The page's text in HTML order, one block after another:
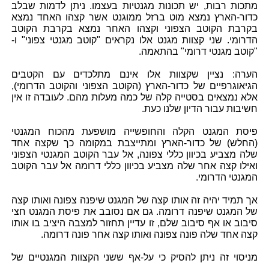
מתכות רבות, יש תכונות מגנטיות בעצמו. ניתן לדמות שבלב
כדור-הארץ נמצא מוט ברזל ממוגנט אשר קצהו האחד נמצא
בקרבת הקוטב הצפוני וקצהו האחר נמצא בקרבת הקוטב
הדרומי. שני קצוות מגנט אלו נקראים "קוטב מגנטי צפוני" ו-
"קוטב מגנטי דרומי" בהתאמה.
הערה: נציין שקצוות אלו אינם מתלכדים עם הקטבים
הגיאוגרפיים של כדור-הארץ (הקוטב הצפוני והקוטב הדרומי),
אלא נמצאים בסטייה קלה של כמה מעלות מהם. לעובדה זו אין
חשיבות עבור הדיון שלנו כעת.
פיסת המגנט הקלה והחופשייה מושפעת מהכוח המגנטי
(החלש) של כדור-הארץ ומתייצבת במקומה כך שקצה אחד
שלה מצביע בכיוון כללי צפונה, אל עבר הקוטב המגנטי הצפוני
ואילו קצה אחר שלה מצביע בכיוון כללי דרומה אל עבר הקוטב
המגנטי הדרומי.
אך תמיד יהיה זה אותו קצה של המגנט שיפנה צפונה ואותו קצה
של המגנט שיפנה דרומה. גם אם נסובב את פיסת המגנט חצי
סיבוב או אף סיבוב שלם, זו עדיין תחזור למצבה היציב בו אותו
קצה אחד שלה פונה צפונה ואותו קצה אחר פונה דרומה.
מניסוי זה ניתן להסיק כי על-אף ששני הקצוות המגנטיים של